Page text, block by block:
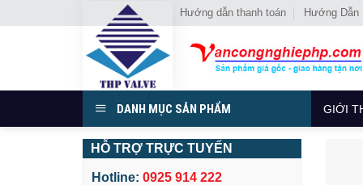
đến
Hướng dẫn thanh toán Hướng Dẫn
DANH MỤC SẢN PHẨM GIỚI
HỖ TRỢ TRỰC TUYẾN
Hotline: 0925 914 222